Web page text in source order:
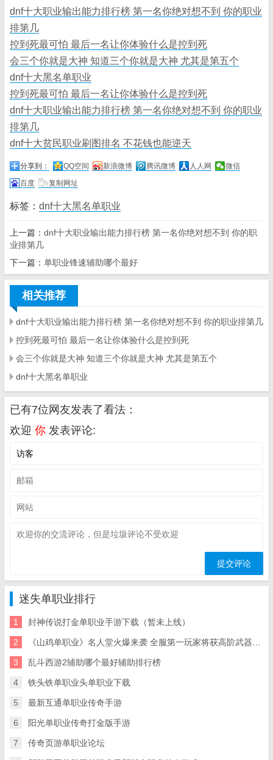
dnf十大职业输出能力排行榜 第一名你绝对想不到 你的职业
排第几
控到死最可怕 最后一名让你体验什么是控到死
会三个你就是大神 知道三个你就是大神 尤其是第五个
dnf十大黑名单职业
控到死最可怕 最后一名让你体验什么是控到死
dnf十大职业输出能力排行榜 第一名你绝对想不到 你的职业
排第几
dnf十大贫民职业刷图排名 不花钱也能逆天
分享到： QQ空间 新浪微博 腾讯微博 人人网
微信
百度
复制网址
标签： dnf十大黑名单职业
上一篇： dnf十大职业输出能力排行榜 第一名你绝对想不到 你的职
业排第几
下一篇： 单职业锋速辅助哪个最好
相关推荐
dnf十大职业输出能力排行榜 第一名你绝对想不到 你的职业排第几
控到死最可怕 最后一名让你体验什么是控到死
会三个你就是大神 知道三个你就是大神 尤其是第五个
dnf十大黑名单职业
已有7位网友发表了看法：
欢迎 你 发表评论:
迷失单职业排行
1 封神传说打金单职业手游下载（暂未上线）
2 《山鸡单职业》名人堂火爆来袭 全服第一玩家将获高阶武器、最强神
3 乱斗西游2辅助哪个最好辅助排行榜
4 铁头铁单职业头单职业下载
5 最新互通单职业传奇手游
6 阳光单职业传奇打金版手游
7 传奇页游单职业论坛